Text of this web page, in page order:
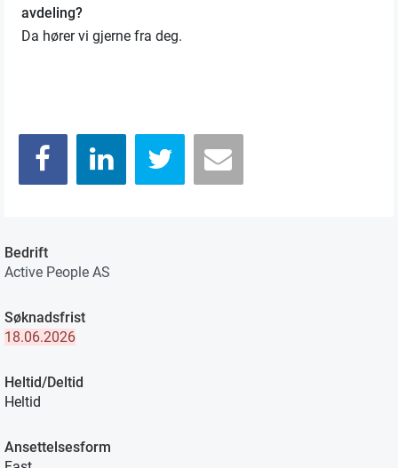
avdeling?
Da hører vi gjerne fra deg.
Bedrift
Active People AS
Søknadsfrist
18.06.2026
Heltid/Deltid
Heltid
Ansettelsesform